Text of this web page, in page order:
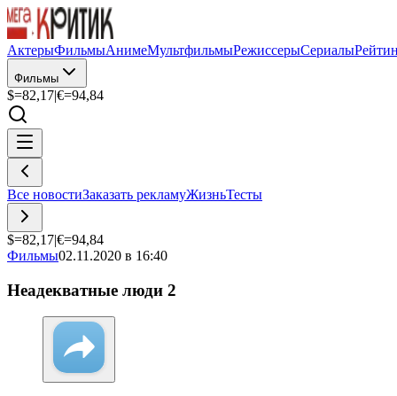
АктерыФильмыАнимеМультфильмыРежиссерыСериалы
Фильмы
$=82,17|€=94,84
Все новостиЗаказать рекламуЖизньТесты
$=82,17|€=94,84
Фильмы02.11.2020 в 16:40
Неадекватные люди 2